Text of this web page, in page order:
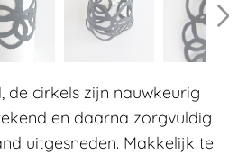
de cirkels zijn nauwkeurig
en daarna zorgvuldig
uitgesneden. Makkelijk te